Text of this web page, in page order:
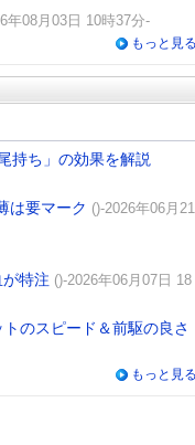
年08月03日 10時37分-
もっと見
持ち」の効果を解説
は要マーク ()-2026年06月21
特注 ()-2026年06月07日 18
のスピード＆前駆の良さ
もっと見